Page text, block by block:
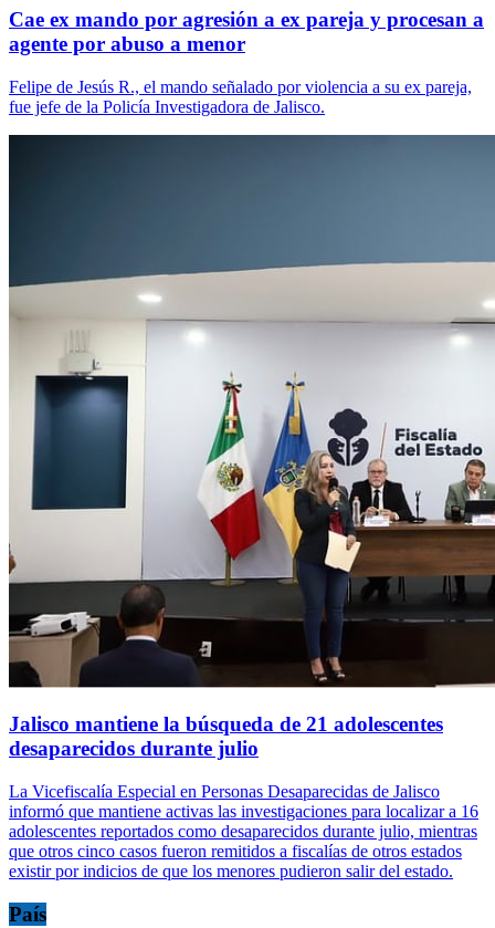
Cae ex mando por agresión a ex pareja y procesan a
agente por abuso a menor
Felipe de Jesús R., el mando señalado por violencia a su ex pareja,
fue jefe de la Policía Investigadora de Jalisco.
Jalisco mantiene la búsqueda de 21 adolescentes
desaparecidos durante julio
La Vicefiscalía Especial en Personas Desaparecidas de Jalisco
informó que mantiene activas las investigaciones para localizar a 16
adolescentes reportados como desaparecidos durante julio, mientras
que otros cinco casos fueron remitidos a fiscalías de otros estados
existir por indicios de que los menores pudieron salir del estado.
País